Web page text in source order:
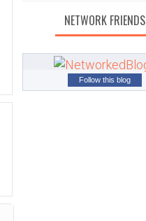
NETWORK FRIENDS
Follow this blog